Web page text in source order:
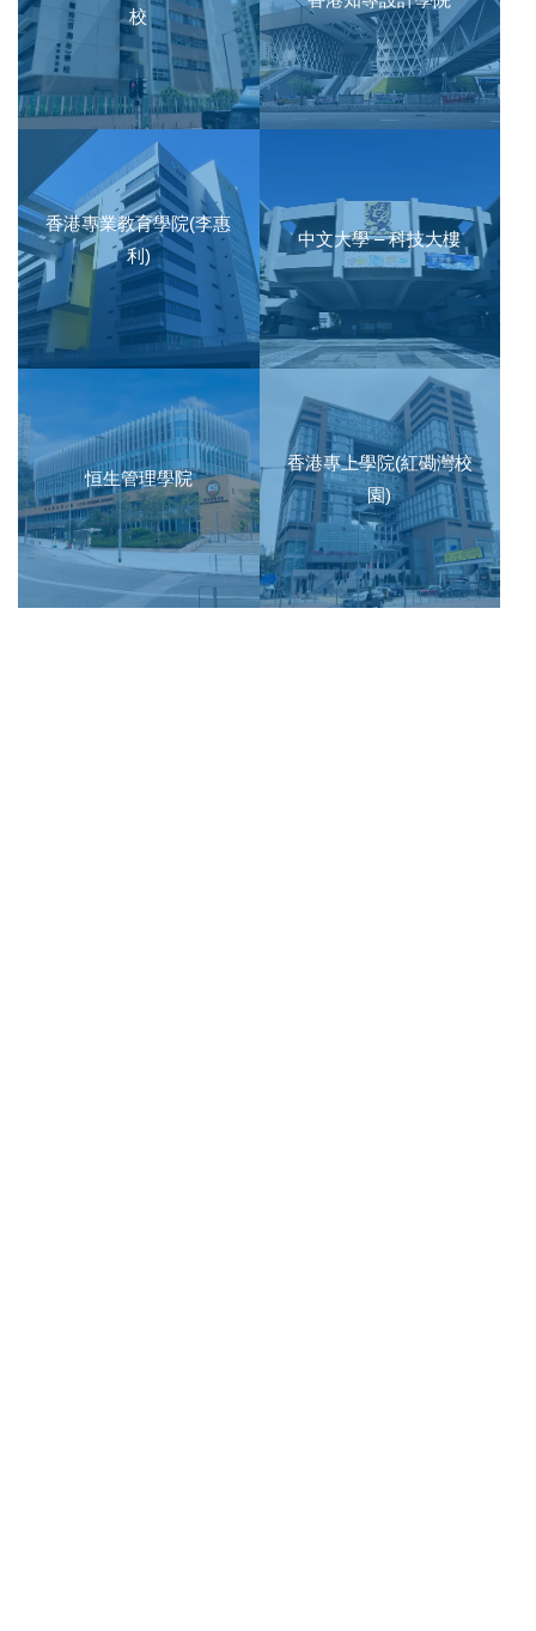
校
香港專業教育學院(李惠
利)
中文大學 – 科技大樓
恒生管理學院
香港專上學院(紅磡灣校
園)